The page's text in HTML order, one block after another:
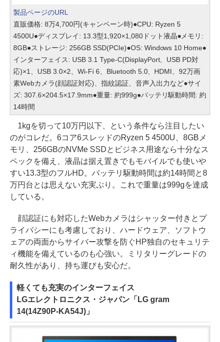
製品ページのURL
直販価格: 8万4,700円(キャンペーン時)●CPU: Ryzen 5
4500U●ディスプレイ: 13.3型1,920×1,080ドット液晶●メモリ:
8GB●ストレージ: 256GB SSD(PCIe)●OS: Windows 10 Home●
インターフェイス: USB 3.1 Type-C(DisplayPort、USB PD対
応)×1、USB 3.0×2、Wi-Fi 6、Bluetooth 5.0、HDMI、92万画
素Webカメラ(顔認証対応)、指紋認証、音声入出力など●サイ
ズ: 307.6×204.5×17.9mm●重量: 約999g●バッテリ駆動時間: 約
14時間
1kgを切って10万円以下、という条件なら注目したい
のがコレだ。6コア6スレッドのRyzen 5 4500U、8GBメ
モリ、256GBのNVMe SSDとビジネス用途なら十分なス
ペックを備え、液晶は据え置きでもモバイルでも使いや
すい13.3型のフルHD。バッテリ駆動時間は約14時間と8
万円台とは思えない充実ぶり。これで重量は999gを達成
している。
顔認証にも対応したWebカメラはシャッター付きとプ
ライバシーにも考慮しており、ハードウェア、ソフトウ
ェアの両面からサイバー攻撃を防ぐHP独自のセキュリテ
ィ機能を備えているのも心強い。ミリタリーグレードの
耐久性があり、持ち運びも安心だ。
軽くても充実のインターフェイス
LGエレクトロニクス・ジャパン「LG gram
14(14Z90P-KA54J)」